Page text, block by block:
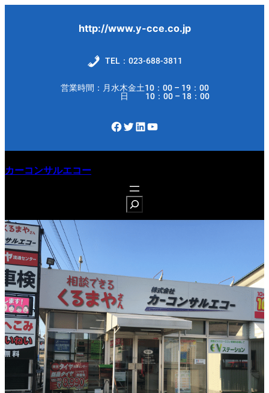
http://www.y-cce.co.jp
TEL：023-688-3811
営業時間：月水木金土10：00 – 19：00
日 10：00 – 18：00
Facebook Twitter LinkedIn YouTube
カーコンサルエコー
e
a
r
c
h